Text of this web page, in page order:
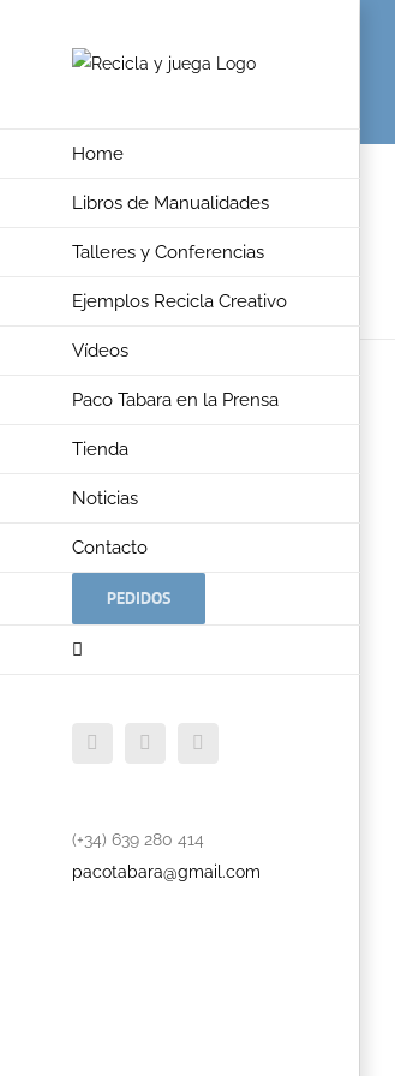
Home
Libros de Manualidades
Talleres y Conferencias
Ejemplos Recicla Creativo
Vídeos
Paco Tabara en la Prensa
Tienda
Noticias
Contacto
PEDIDOS
FacebookTwitter
(+34) 639 280 414
pacotabara@gmail.com